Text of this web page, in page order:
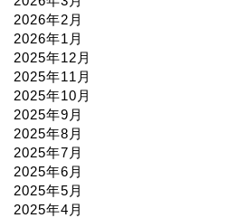
2026年2月
2026年1月
2025年12月
2025年11月
2025年10月
2025年9月
2025年8月
2025年7月
2025年6月
2025年5月
2025年4月